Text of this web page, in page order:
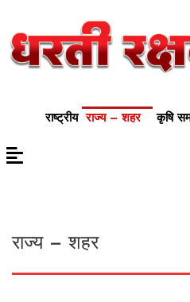
राष्ट्रीय राज्य – शहर कृषि
राज्य – शहर